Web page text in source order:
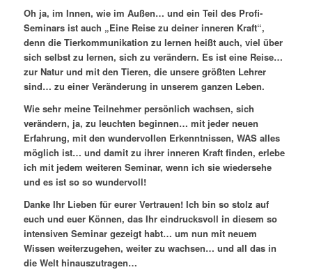
Oh ja, im Innen, wie im Außen… und ein Teil des Profi-
Seminars ist auch „Eine Reise zu deiner inneren Kraft“,
denn die Tierkommunikation zu lernen heißt auch, viel über
sich selbst zu lernen, sich zu verändern. Es ist eine Reise…
zur Natur und mit den Tieren, die unsere größten Lehrer
sind… zu einer Veränderung in unserem ganzen Leben.
Wie sehr meine Teilnehmer persönlich wachsen, sich
verändern, ja, zu leuchten beginnen… mit jeder neuen
Erfahrung, mit den wundervollen Erkenntnissen, WAS alles
möglich ist… und damit zu ihrer inneren Kraft finden, erlebe
ich mit jedem weiteren Seminar, wenn ich sie wiedersehe
und es ist so so wundervoll!
Danke Ihr Lieben für eurer Vertrauen! Ich bin so stolz auf
euch und euer Können, das Ihr eindrucksvoll in diesem so
intensiven Seminar gezeigt habt… um nun mit neuem
Wissen weiterzugehen, weiter zu wachsen… und all das in
die Welt hinauszutragen…